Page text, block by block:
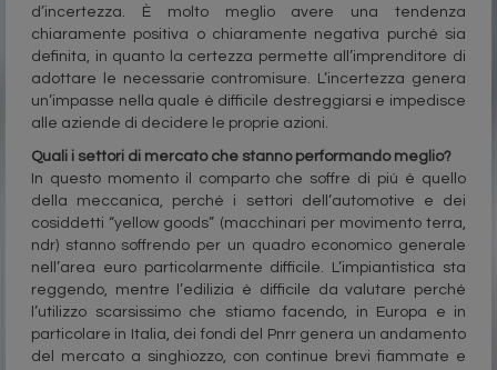
d’incertezza. È molto meglio avere una tendenza
chiaramente positiva o chiaramente negativa purché sia
definita, in quanto la certezza permette all’imprenditore di
adottare le necessarie contromisure. L’incertezza genera
un’impasse nella quale è difficile destreggiarsi e impedisce
alle aziende di decidere le proprie azioni.
Quali i settori di mercato che stanno performando meglio?
In questo momento il comparto che soffre di più è quello
della meccanica, perché i settori dell’automotive e dei
cosiddetti “yellow goods” (macchinari per movimento terra,
ndr) stanno soffrendo per un quadro economico generale
nell’area euro particolarmente difficile. L’impiantistica sta
reggendo, mentre l’edilizia è difficile da valutare perché
l’utilizzo scarsissimo che stiamo facendo, in Europa e in
particolare in Italia, dei fondi del Pnrr genera un andamento
del mercato a singhiozzo, con continue brevi fiammate e